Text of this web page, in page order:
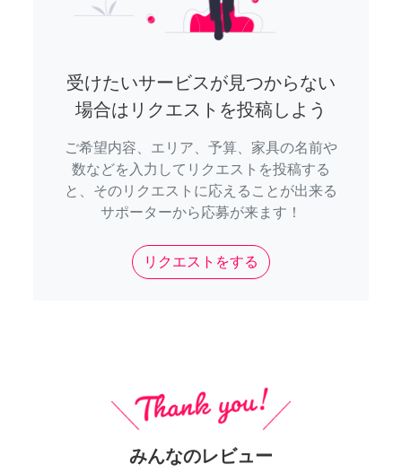
受けたいサービスが見つからない
場合はリクエストを投稿しよう
ご希望内容、エリア、予算、家具の名前や
数などを入力してリクエストを投稿する
と、そのリクエストに応えることが出来る
サポーターから応募が来ます！
リクエストをする
みんなのレビュー